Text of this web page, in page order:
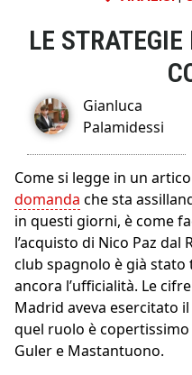
LE
Gianluca
Palamidessi
Come si legge in un
domanda che sta
in questi giorni, è come
l’acquisto di Nico Paz dal
club spagnolo è già stato
ancora l’ufficialità. Le
Madrid aveva esercitato
quel ruolo è
Guler e Mastantuono.